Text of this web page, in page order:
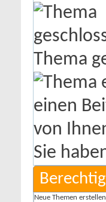
Thema
Sie
Neue Themen